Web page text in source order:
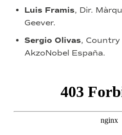
Luis Framis, Dir.
Geever.
Sergio Olivas,
AkzoNobel España.